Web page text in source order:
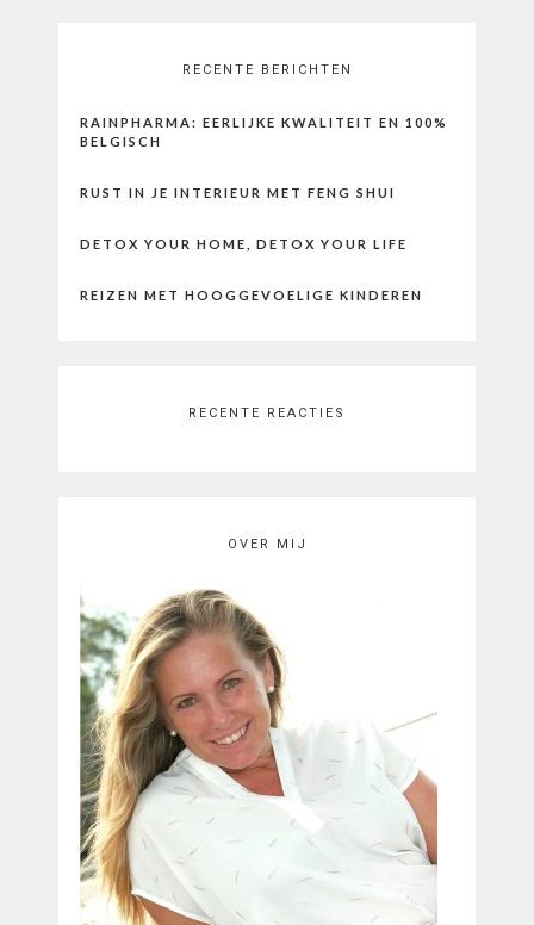
RECENTE BERICHTEN
RAINPHARMA: EERLIJKE KWALITEIT EN 100%
BELGISCH
RUST IN JE INTERIEUR MET FENG SHUI
DETOX YOUR HOME, DETOX YOUR LIFE
REIZEN MET HOOGGEVOELIGE KINDEREN
RECENTE REACTIES
OVER MIJ